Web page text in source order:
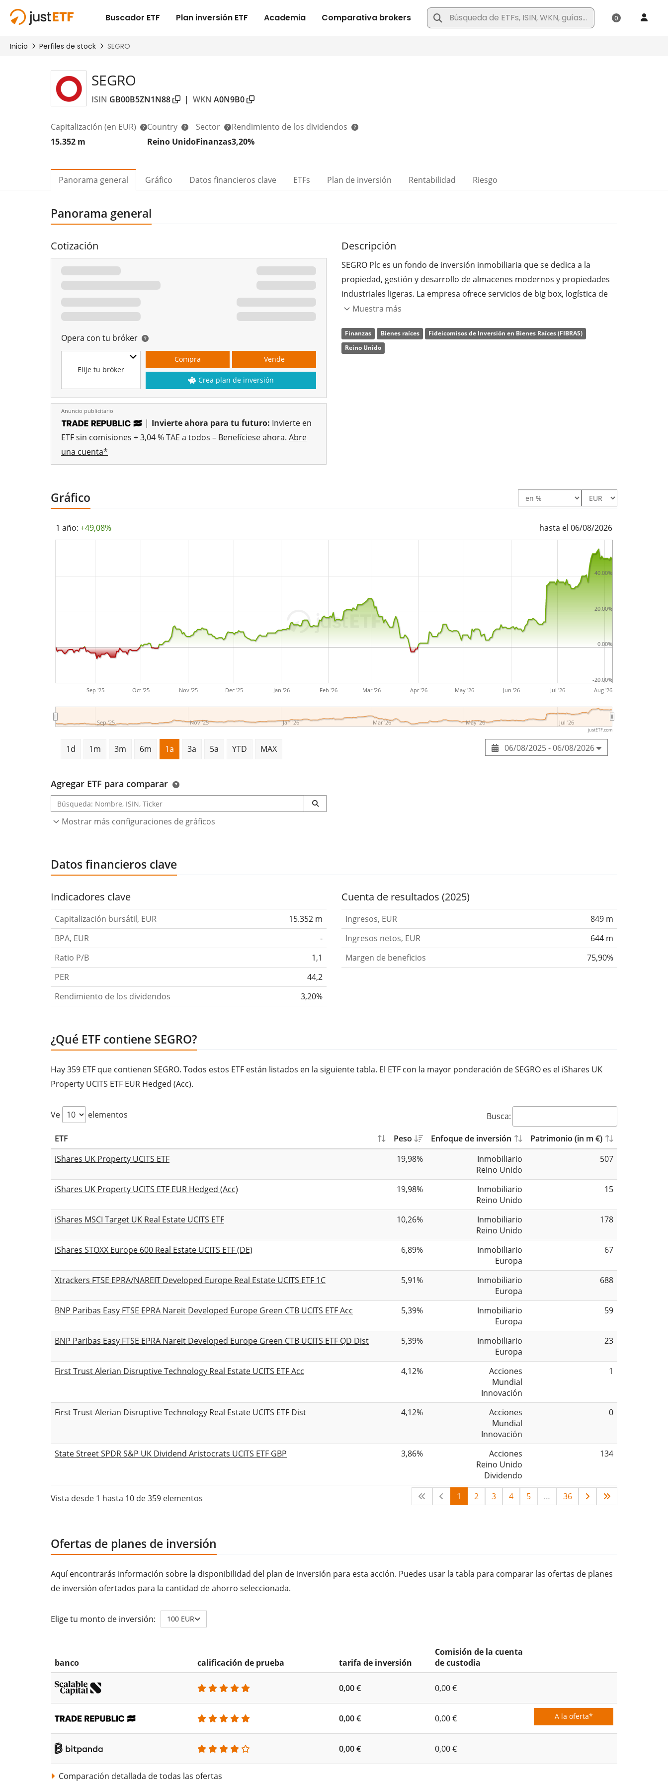
SEGRO
ISIN GB00B5ZN1N88 | WKN A0N9B0
Capitalización (en EUR)
15.352 m
Country
Reino Unido
Sector
Finanzas
Rendimiento de los dividendos
3,20%
Panorama general Gráfico Datos financieros clave ETFs Plan de inversión Rentabilidad Riesgo
Panorama general
Cotización
Opera con tu bróker
Elije tu bróker
Compra Vende
Crea plan de inversión
Anuncio publicitario
| Invierte ahora para tu futuro: Invierte en
ETF sin comisiones + 3,04 % TAE a todos – Benefíciese ahora. Abre
una cuenta*
Descripción
SEGRO Plc es un fondo de inversión inmobiliaria que se dedica a la
propiedad, gestión y desarrollo de almacenes modernos y propiedades
industriales ligeras. La empresa ofrece servicios de big box, logística de
terceros y empresas de transporte, fabricantes, operadores de centros
Mobbs el 19 de mayo de 1920 y tiene su sede en Londres, Reino Unido.
Muestra más
Finanzas Bienes raíces
Fideicomisos de Inversión en Bienes Raíces (FIBRAS)
Reino Unido
Gráfico
1 año: +49,08% hasta el 06/08/2026
Sep '25 Oct '25 Nov '25 Dec '25 Jan '26 Feb '26 Mar '26 Apr '26 May '26 Jun '26 Jul '26 Aug '26
Sep '25 Nov '25 Jan '26 Mar '26 May '26 Jul '26
-20.00%
0.00%
20.00%
40.00%
justETF.com
1d 1m 3m 6m 1a 3a 5a YTD MAX 06/08/2025 - 06/08/2026
Agregar ETF para comparar
Mostrar más configuraciones de gráficos
Datos financieros clave
Indicadores clave
Capitalización bursátil, EUR
15.352 m
BPA, EUR
-
Ratio P/B
1,1
PER
44,2
Rendimiento de los dividendos
3,20%
Cuenta de resultados (2025)
Ingresos, EUR
849 m
Ingresos netos, EUR
644 m
Margen de beneficios
75,90%
¿Qué ETF contiene SEGRO?
Hay 359 ETF que contienen SEGRO. Todos estos ETF están listados en la siguiente tabla. El ETF con la mayor ponderación de SEGRO es el iShares UK
Property UCITS ETF EUR Hedged (Acc).
Ve elementos Busca:
ETF Peso Enfoque de inversión
Patrimonio (in m €)
iShares UK Property UCITS ETF
19,98%
Inmobiliario
Reino Unido
507
iShares UK Property UCITS ETF EUR Hedged (Acc) 19,98%
Inmobiliario
Reino Unido
15
iShares MSCI Target UK Real Estate UCITS ETF 10,26%
Inmobiliario
Reino Unido
178
iShares STOXX Europe 600 Real Estate UCITS ETF (DE) 6,89%
Inmobiliario
Europa
67
Xtrackers FTSE EPRA/NAREIT Developed Europe Real Estate UCITS ETF 1C 5,91%
Inmobiliario
Europa
688
BNP Paribas Easy FTSE EPRA Nareit Developed Europe Green CTB UCITS ETF Acc 5,39%
Inmobiliario
Europa
59
BNP Paribas Easy FTSE EPRA Nareit Developed Europe Green CTB UCITS ETF QD Dist 5,39%
Inmobiliario
Europa
23
First Trust Alerian Disruptive Technology Real Estate UCITS ETF Acc 4,12%
Acciones
Mundial
Innovación
1
First Trust Alerian Disruptive Technology Real Estate UCITS ETF Dist 4,12%
Acciones
Mundial
Innovación
0
State Street SPDR S&P UK Dividend Aristocrats UCITS ETF GBP 3,86%
Acciones
Reino Unido
Dividendo
134
Vista desde 1 hasta 10 de 359 elementos 1 2 3 4 5 … 36
Ofertas de planes de inversión
Aquí encontrarás información sobre la disponibilidad del plan de inversión para esta acción. Puedes usar la tabla para comparar las ofertas de planes
de inversión ofertados para la cantidad de ahorro seleccionada.
Elige tu monto de inversión: 100 EUR
banco calificación de prueba tarifa de inversión
Comisión de la cuenta
de custodia
0,00 € 0,00 €
0,00 € 0,00 € A la oferta*
0,00 € 0,00 €
Comparación detallada de todas las ofertas